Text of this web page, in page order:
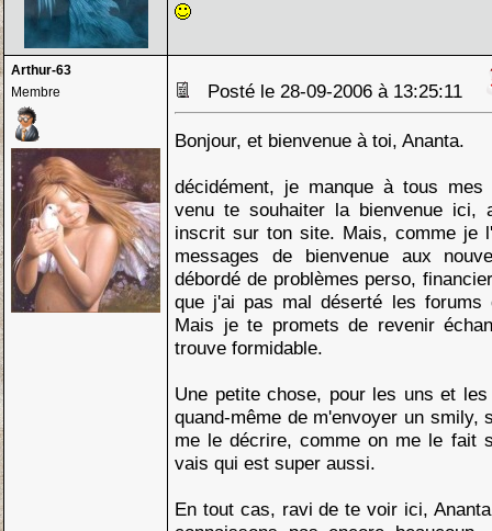
Arthur-63
Membre
Posté le 28-09-2006 à 13:25:11
Bonjour, et bienvenue à toi, Ananta.
décidément, je manque à tous
venu te souhaiter la bienvenue ici,
inscrit sur ton site. Mais, comme je
messages de bienvenue aux
débordé de problèmes perso,
que j'ai pas mal déserté les forums
Mais je te promets de revenir
trouve formidable.
Une petite chose, pour les uns et
quand-même de m'envoyer un smily,
me le décrire, comme on me le fait
vais qui est super aussi.
En tout cas, ravi de te voir ici,